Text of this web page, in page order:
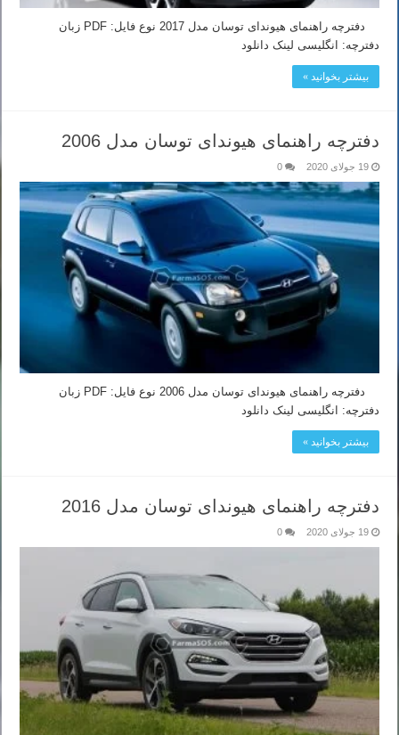
دفترچه راهنمای هیوندای توسان مدل 2017 نوع فایل: PDF زبان
دفترچه: انگلیسی لینک دانلود
بیشتر بخوانید »
دفترچه راهنمای هیوندای توسان مدل 2006
19 جولای 2020 0
دفترچه راهنمای هیوندای توسان مدل 2006 نوع فایل: PDF زبان
دفترچه: انگلیسی لینک دانلود
بیشتر بخوانید »
دفترچه راهنمای هیوندای توسان مدل 2016
19 جولای 2020 0